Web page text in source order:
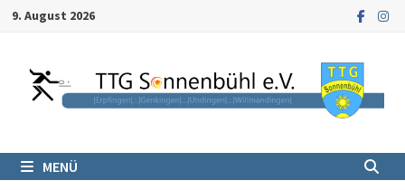
Zum9. August 2026
MENÜ